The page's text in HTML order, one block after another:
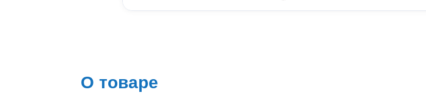
О товаре